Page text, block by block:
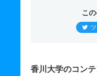
こ
香川大学のコン